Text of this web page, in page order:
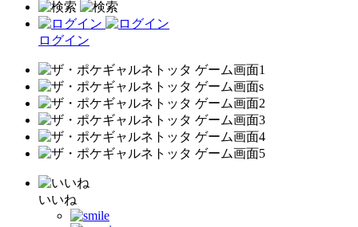
ログイン
いいね